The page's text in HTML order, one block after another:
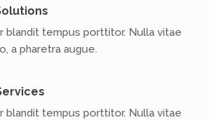
blandit tempus porttitor. Nulla vitae
a pharetra augue.
blandit tempus porttitor. Nulla vitae